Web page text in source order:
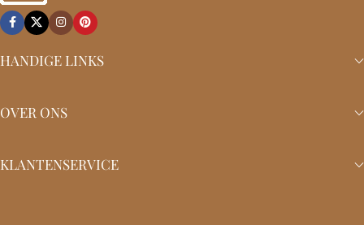
HANDIGE LINKS
OVER ONS
KLANTENSERVICE